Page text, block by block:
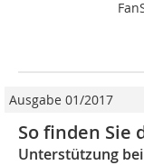
Ausgabe 01/2017
So finden Sie
Unterstützung